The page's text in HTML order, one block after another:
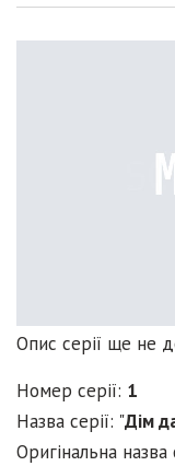
Опис серії ще не
Номер серії: 1
Назва серії: "Дім
Оригінальна назва